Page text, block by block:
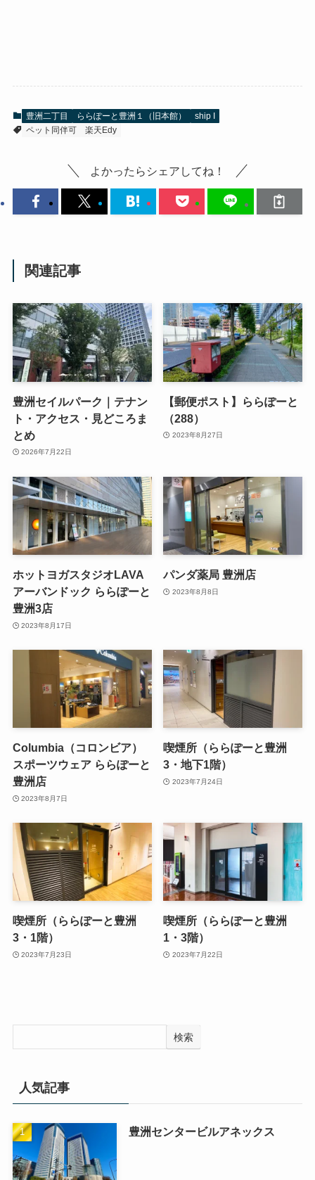
豊洲二丁目 ららぽーと豊洲１（旧本館）
ship I
ペット同伴可
楽天Edy
よかったらシェアしてね！
関連記事
豊洲セイルパーク｜テナン
ト・アクセス・見どころま
とめ
2026年7月22日
【郵便ポスト】ららぽーと
（288）
2023年8月27日
ホットヨガスタジオLAVA
アーバンドック ららぽーと
豊洲3店
2023年8月17日
パンダ薬局 豊洲店
2023年8月8日
Columbia（コロンビア）
スポーツウェア ららぽーと
豊洲店
2023年8月7日
喫煙所（ららぽーと豊洲
3・地下1階）
2023年7月24日
喫煙所（ららぽーと豊洲
3・1階）
2023年7月23日
喫煙所（ららぽーと豊洲
1・3階）
2023年7月22日
検索
人気記事
豊洲センタービルアネックス